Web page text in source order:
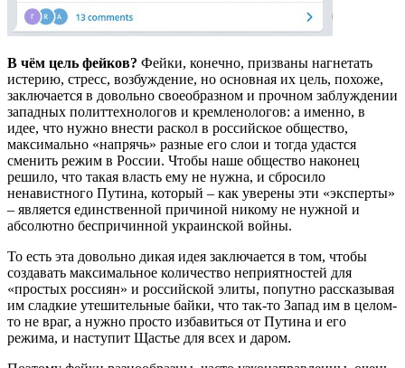
В чём цель фейков? Фейки, конечно, призваны нагнетать
истерию, стресс, возбуждение, но основная их цель, похоже,
заключается в довольно своеобразном и прочном заблуждении
западных политтехнологов и кремленологов: а именно, в
идее, что нужно внести раскол в российское общество,
максимально «напрячь» разные его слои и тогда удастся
сменить режим в России. Чтобы наше общество наконец
решило, что такая власть ему не нужна, и сбросило
ненавистного Путина, который – как уверены эти «эксперты»
– является единственной причиной никому не нужной и
абсолютно беспричинной украинской войны.
То есть эта довольно дикая идея заключается в том, чтобы
создавать максимальное количество неприятностей для
«простых россиян» и российской элиты, попутно рассказывая
им сладкие утешительные байки, что так-то Запад им в целом-
то не враг, а нужно просто избавиться от Путина и его
режима, и наступит Щастье для всех и даром.